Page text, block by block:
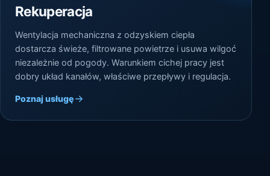
Rekuperacja
Wentylacja mechaniczna z odzyskiem ciepła
dostarcza świeże, filtrowane powietrze i usuwa wilgoć
niezależnie od pogody. Warunkiem cichej pracy jest
dobry układ kanałów, właściwe przepływy i regulacja.
Poznaj usługę